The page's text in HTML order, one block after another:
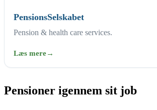
PensionsSelskabet
Pension & health care services.
Læs mere→
Pensioner igennem sit job